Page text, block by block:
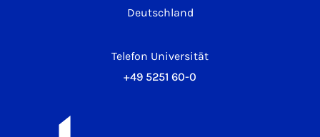
Deutschland
Telefon Universität
+49 5251 60-0